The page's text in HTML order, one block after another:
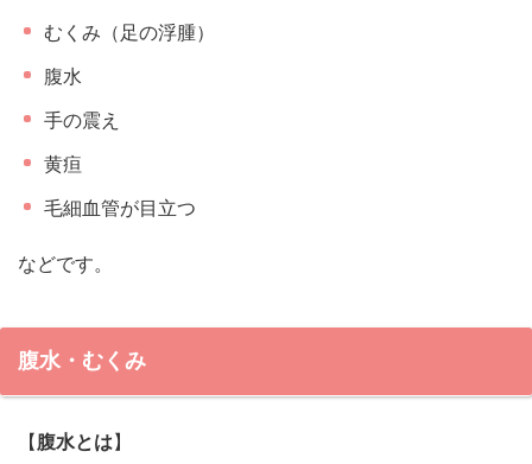
むくみ（足の浮腫）
腹水
手の震え
黄疸
毛細血管が目立つ
などです。
腹水・むくみ
【 腹水とは 】